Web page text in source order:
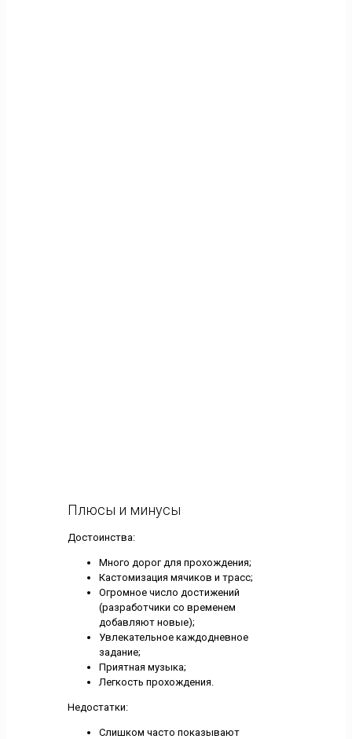
Плюсы и минусы
Достоинства:
Много дорог для прохождения;
Кастомизация мячиков и трасс;
Огромное число достижений
(разработчики со временем
добавляют новые);
Увлекательное каждодневное
задание;
Приятная музыка;
Легкость прохождения.
Недостатки:
Слишком часто показывают